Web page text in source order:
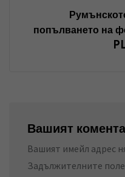
попълването на
Вашият
Вашият имейл адрес
Задължителните